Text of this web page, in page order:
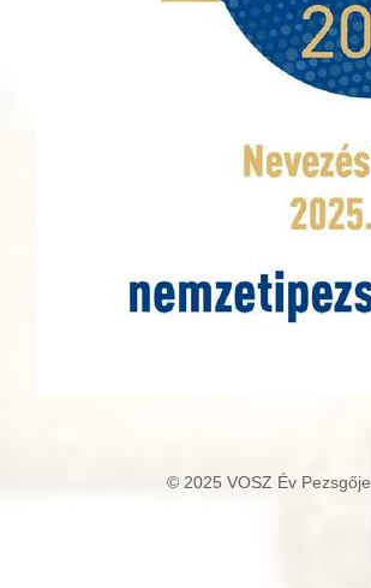
© 2025 VOSZ Év Pezsgője